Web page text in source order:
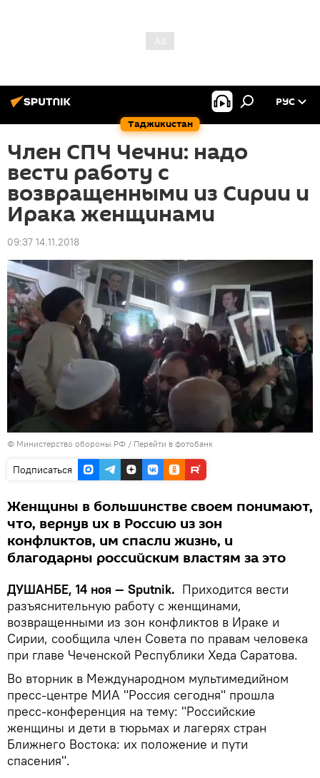
Таджикистан
РУС
Член СПЧ Чечни: надо
вести работу с
возвращенными из Сирии и
Ирака женщинами
09:37 14.11.2018
© Министерство обороны РФ / Перейти в фотобанк
Подписаться
Женщины в большинстве своем понимают,
что, вернув их в Россию из зон
конфликтов, им спасли жизнь, и
благодарны российским властям за это
ДУШАНБЕ, 14 ноя — Sputnik. Приходится вести
разъяснительную работу с женщинами,
возвращенными из зон конфликтов в Ираке и
Сирии, сообщила член Совета по правам человека
при главе Чеченской Республики Хеда Саратова.
Во вторник в Международном мультимедийном
пресс-центре МИА "Россия сегодня" прошла
пресс-конференция на тему: "Российские
женщины и дети в тюрьмах и лагерях стран
Ближнего Востока: их положение и пути
спасения".